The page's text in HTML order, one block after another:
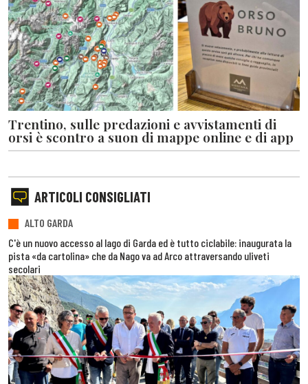
Trentino, sulle predazioni e avvistamenti di
orsi è scontro a suon di mappe online e di app
ARTICOLI CONSIGLIATI
ALTO GARDA
C'è un nuovo accesso al lago di Garda ed è tutto ciclabile: inaugurata la
pista «da cartolina» che da Nago va ad Arco attraversando uliveti
secolari